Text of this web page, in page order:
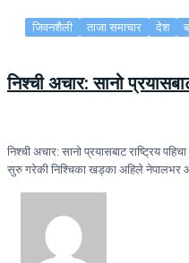
जिवनशैली ताजा समाचार देश
निश्ची अचार: सानो
निश्ची अचार: सानो प्रयासबाट राष्ट्रिय
सुरु गरेकी निश्चिका खड्का अहिले नेपालभर